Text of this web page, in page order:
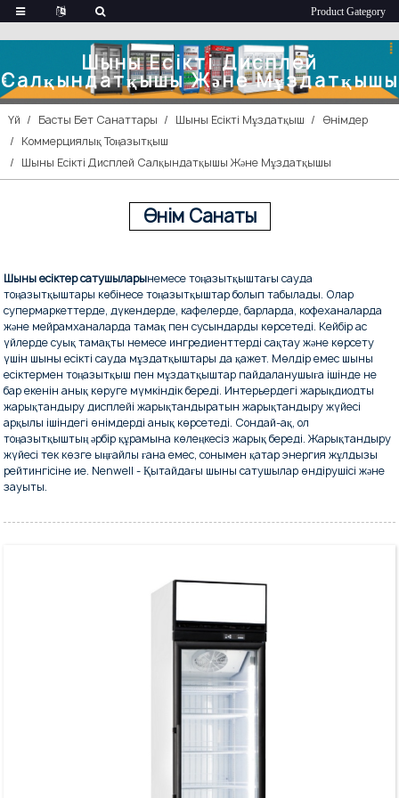
Шыны Есікті Дисплей
Салқындатқышы Және Мұздатқышы
Үй Басты Бет Санаттары Шыны Есікті Мұздатқыш
Өнімдер
Коммерциялық Тоңазытқыш
Шыны Есікті Дисплей Салқындатқышы Және Мұздатқышы
Өнім Санаты
Шыны есіктер сатушыларынемесе тоңазытқыштағы сауда
тоңазытқыштары көбінесе тоңазытқыштар болып табылады. Олар
супермаркеттерде, дүкендерде, кафелерде, барларда, кофеханаларда
және мейрамханаларда тамақ пен сусындарды көрсетеді. Кейбір ас
үйлерде суық тамақты немесе ингредиенттерді сақтау және көрсету
үшін шыны есікті сауда мұздатқыштары да қажет. Мөлдір емес шыны
есіктермен тоңазытқыш пен мұздатқыштар пайдаланушыға ішінде не
бар екенін анық көруге мүмкіндік береді. Интерьердегі жарықдиодты
жарықтандыру дисплейі жарықтандыратын жарықтандыру жүйесі
арқылы ішіндегі өнімдерді анық көрсетеді. Сондай-ақ, ол
тоңазытқыштың әрбір құрамына көлеңкесіз жарық береді. Жарықтандыру
жүйесі тек көзге ыңғайлы ғана емес, сонымен қатар энергия жұлдызы
рейтингісіне ие. Nenwell - Қытайдағы шыны сатушылар өндірушісі және
зауыты.